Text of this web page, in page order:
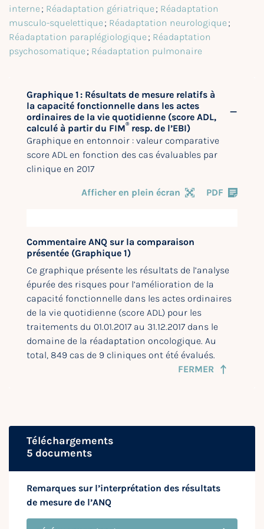
interne ; Réadaptation gériatrique ; Réadaptation
musculo-squelettique ; Réadaptation neurologique ;
Réadaptation paraplégiologique ; Réadaptation
psychosomatique ; Réadaptation pulmonaire
Graphique 1 : Résultats de mesure relatifs à
la capacité fonctionnelle dans les actes
ordinaires de la vie quotidienne (score ADL,
calculé à partir du FIM® resp. de l’EBI)
Graphique en entonnoir : valeur comparative
score ADL en fonction des cas évaluables par
clinique en 2017
Afficher en plein écran PDF
Commentaire ANQ sur la comparaison
présentée (Graphique 1)
Ce graphique présente les résultats de l’analyse
épurée des risques pour l’amélioration de la
capacité fonctionnelle dans les actes ordinaires
de la vie quotidienne (score ADL) pour les
traitements du 01.01.2017 au 31.12.2017 dans le
domaine de la réadaptation oncologique. Au
total, 849 cas de 9 cliniques ont été évalués.
FERMER
Téléchargements
5 documents
Remarques sur l’interprétation des résultats
de mesure de l’ANQ